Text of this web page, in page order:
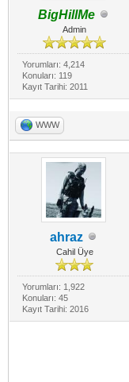
BigHillMe
Admin
Yorumları: 4,214
Konuları: 119
Kayıt Tarihi: 2011
WWW
ahraz
Cahil Üye
Yorumları: 1,922
Konuları: 45
Kayıt Tarihi: 2016